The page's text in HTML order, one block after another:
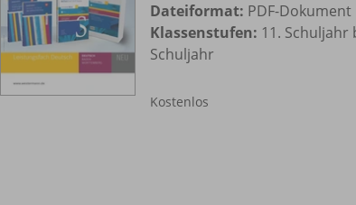
Dateiformat: PDF-Dokument
Klassenstufen: 11. Schuljahr
Schuljahr
Kostenlos